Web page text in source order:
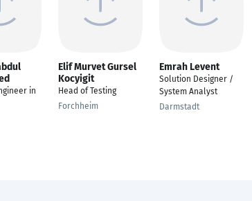
in
Elif Murvet Gursel
Kocyigit
Head of Testing
Forchheim
Emrah Levent
Solution Designer /
System Analyst
Darmstadt